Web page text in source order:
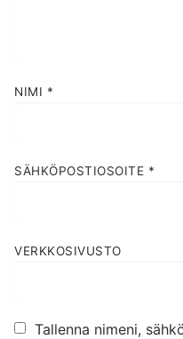
NIMI *
SÄHKÖPOSTIOSOITE *
VERKKOSIVUSTO
Tallenna nimeni,